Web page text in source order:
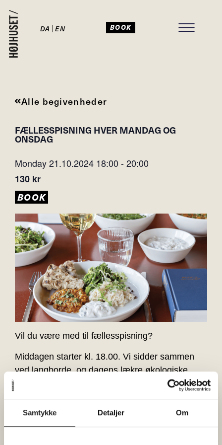
Samtykke Detaljer Om
DA EN BOOK
Alle begivenheder
FÆLLESSPISNING HVER MANDAG OG
ONSDAG
Monday 21.10.2024 18:00 - 20:00
130 kr
BOOK
Vil du være med til fællesspisning?
Middagen starter kl. 18.00. Vi sidder sammen
ved langborde, og dagens lækre økologiske
måltid deles fra store fade ved hvert bord.
brødet og til gengæld række salaten. Som var